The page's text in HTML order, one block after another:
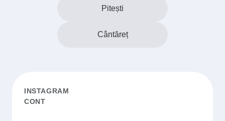
Pitești
Cântăreț
INSTAGRAM
CONT